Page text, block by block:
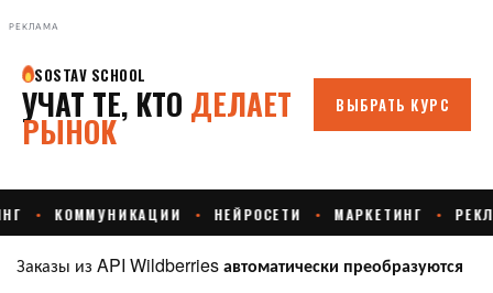
РЕКЛАМА
Заказы из API Wildberriesавтоматически преобразуются